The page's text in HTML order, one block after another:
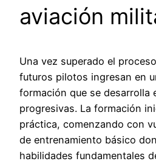
aviación
Una vez superado el
futuros pilotos ingresan en
formación que se desarrolla
progresivas. La formación
práctica, comenzando con
de entrenamiento básico
habilidades fundamentales